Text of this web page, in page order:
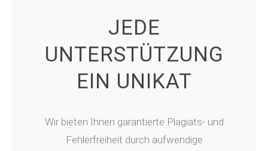
JEDE
UNTERSTÜTZUNG
EIN UNIKAT
Wir bieten Ihnen garantierte Plagiats- und
Fehlerfreiheit durch aufwendige